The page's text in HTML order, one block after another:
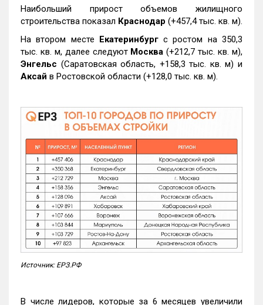
Наибольший прирост объемов жилищного
строительства показал Краснодар (+457,4 тыс. кв. м).
На втором месте Екатеринбургс ростом на 350,3
тыс. кв. м, далее следуют Москва (+212,7 тыс. кв. м),
Энгельс (Саратовская область, +158,3 тыс. кв. м) и
Аксай в Ростовской области (+128,0 тыс. кв. м).
Источник: ЕРЗ.РФ
В числе лидеров, которые за 6 месяцев увеличили